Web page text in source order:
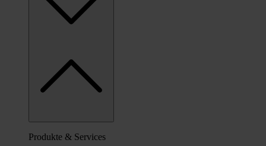
Produkte & Services